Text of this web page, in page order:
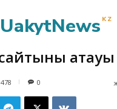
UakytNews KZ
атауы
478 0